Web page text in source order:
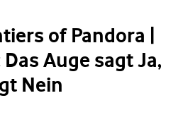
of Pandora |
Auge sagt Ja,
Nein